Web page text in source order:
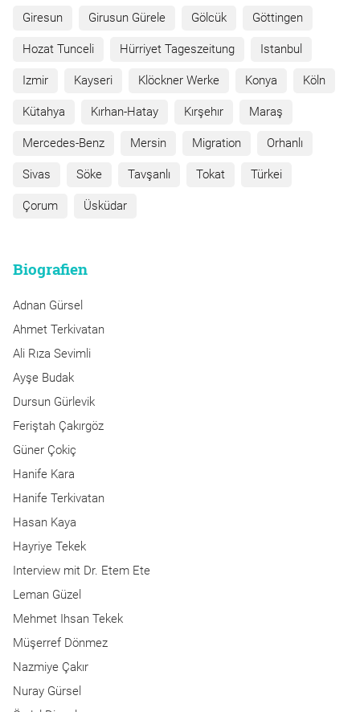
Giresun Girusun Gürele Gölcük Göttingen
Hozat Tunceli Hürriyet Tageszeitung Istanbul
Izmir Kayseri Klöckner Werke Konya Köln
Kütahya Kırhan-Hatay Kırşehır Maraş
Mercedes-Benz Mersin Migration Orhanlı
Sivas Söke Tavşanlı Tokat Türkei
Çorum Üsküdar
Biografien
Adnan Gürsel
Ahmet Terkivatan
Ali Rıza Sevimli
Ayşe Budak
Dursun Gürlevik
Feriştah Çakırgöz
Güner Çokiç
Hanife Kara
Hanife Terkivatan
Hasan Kaya
Hayriye Tekek
Interview mit Dr. Etem Ete
Leman Güzel
Mehmet Ihsan Tekek
Müşerref Dönmez
Nazmiye Çakır
Nuray Gürsel